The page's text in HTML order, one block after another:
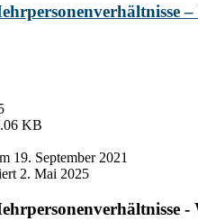
KB
19. September 2021
2. Mai 2025
-